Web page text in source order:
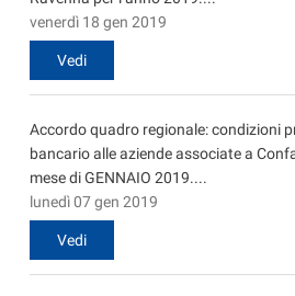
venerdì 18 gen 2019
Vedi
Accordo quadro regionale: condizioni
bancario alle aziende associate a
mese di GENNAIO 2019....
lunedì 07 gen 2019
Vedi